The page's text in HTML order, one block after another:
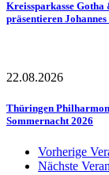
Kreissparkasse
präsentieren
22.08.2026
Thüringen
Sommernacht 2026
Vorherige
Nächste